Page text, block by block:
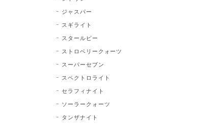
ジャスパー
スギライト
スタールビー
ストロベリークォーツ
スーパーセブン
スペクトロライト
セラフィナイト
ソーラークォーツ
タンザナイト